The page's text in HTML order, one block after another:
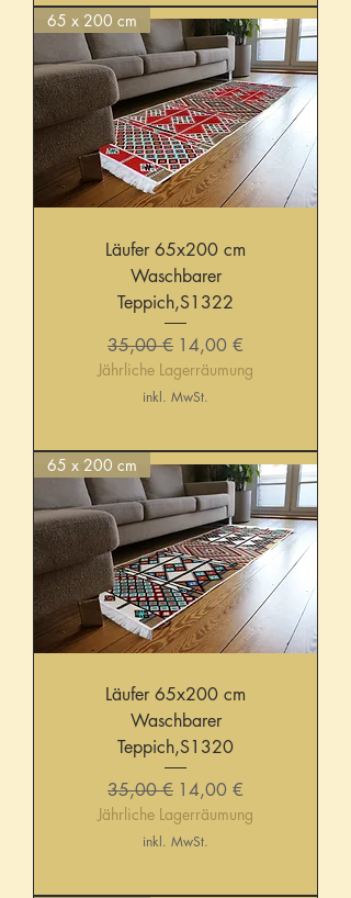
65 x 200 cm
Läufer 65x200 cm
Waschbarer
Teppich,S1322
Standardpreis
35,00 € Sale-Preis
14,00 €
Jährliche Lagerräumung
inkl. MwSt.
65 x 200 cm
Läufer 65x200 cm
Waschbarer
Teppich,S1320
Standardpreis
35,00 € Sale-Preis
14,00 €
Jährliche Lagerräumung
inkl. MwSt.